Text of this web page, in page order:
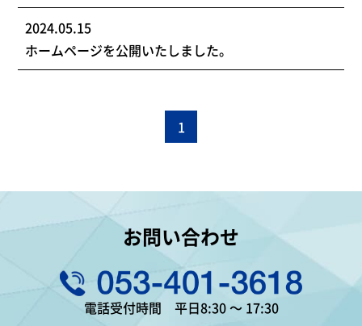
2024.05.15
ホームページを公開いたしました。
1
お問い合わせ
電話受付時間 平日8:30 ～ 17:30